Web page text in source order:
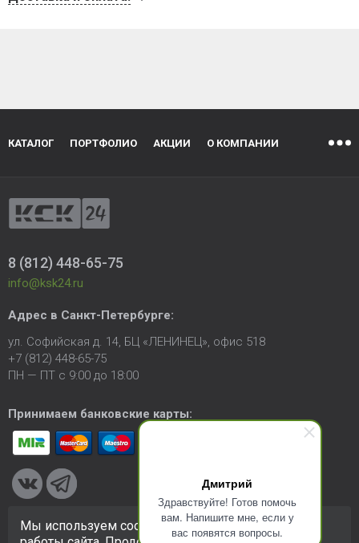
Дмитрий
Здравствуйте! Готов помочь
вам. Напишите мне, если у
вас появятся вопросы.
КАТАЛОГ ПОРТФОЛИО АКЦИИ О КОМПАНИИ
8 (812) 448-65-75
info@ksk24.ru
Адрес в Санкт-Петербурге:
ул. Софийская д. 14, БЦ «ЛЕНИНЕЦ», офис 518
+7 (812) 448-65-75
ПН — ПТ с 9:00 до 18:00
Принимаем банковские карты:
© 2005-2026 ООО «КСК». Сайт https://ksk24.ruсоздан
Мы используем cookie-файлы для улучшения